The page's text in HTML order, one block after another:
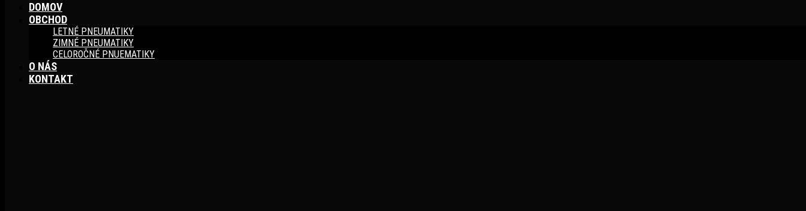
DOMOV
OBCHOD
LETNÉ PNEUMATIKY
ZIMNÉ PNEUMATIKY
CELOROČNÉ PNUEMATIKY
O NÁS
KONTAKT